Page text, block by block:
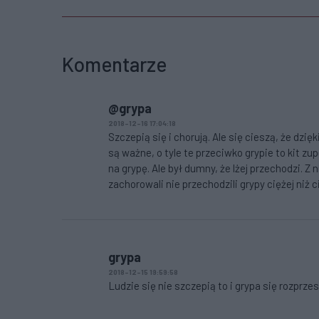
Komentarze
@grypa
2018-12-16 17:04:18
Szczepią się i chorują. Ale się cieszą, że
są ważne, o tyle te przeciwko grypie to kit
na grypę. Ale był dumny, że lżej przechodzi.
zachorowali nie przechodzili grypy ciężej niż
grypa
2018-12-15 19:59:58
Ludzie się nie szczepią to i grypa się